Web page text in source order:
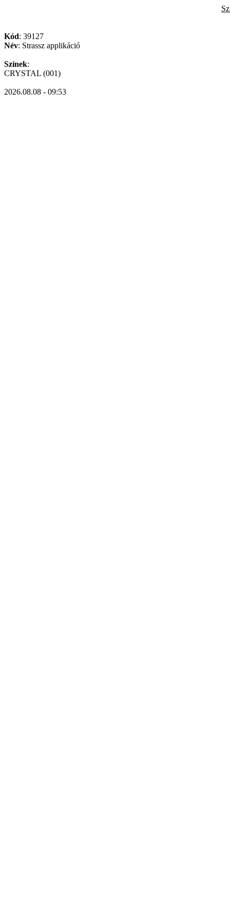
Kód: 39127
Név: Strassz applikáció
Színek:
CRYSTAL (001)
2026.08.08 - 09:53